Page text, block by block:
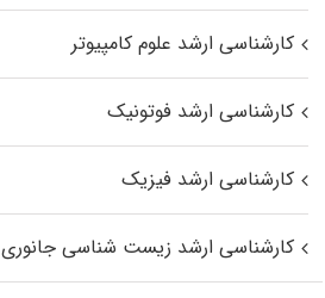
کارشناسی ارشد علوم کامپیوتر
کارشناسی ارشد فوتونیک
کارشناسی ارشد فیزیک
کارشناسی ارشد زیست‌ شناسی جانوری